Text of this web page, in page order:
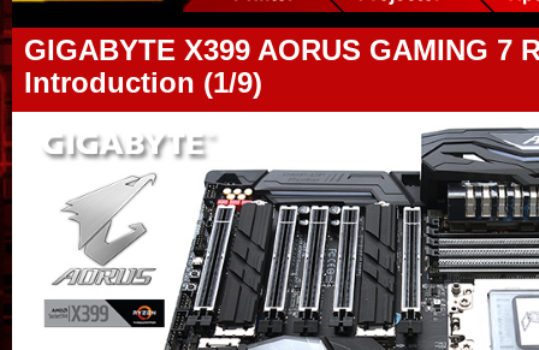
GIGABYTE X399 AORUS GAMING 7
Introduction (1/9)